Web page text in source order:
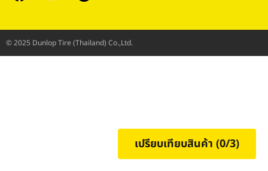
© 2025 Dunlop Tire (Thailand) Co.,Ltd.
เปรียบเทียบสินค้า (0/3)